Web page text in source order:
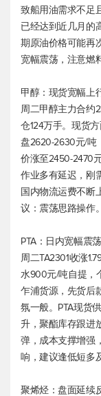
致船用油需求不足
已经达到近几月的
期原油价格可能再
宽幅震荡，注意燃
甲醇：现货宽幅上
周二甲醇主力合约
仓124万手。现货
盘2620-2630元/吨
价涨至2450-2470
作业多有延迟，刚
国内物流运费不断
议：震荡思路操作。
PTA：日内宽幅震荡
周二TA2301收涨
水900元/吨自提，
乍浦货源，先货后
氛一般。PTA现货
升，聚酯库存跟进
弹，成本支撑增强
响，建议逢低短多
聚烯烃：盘面延续